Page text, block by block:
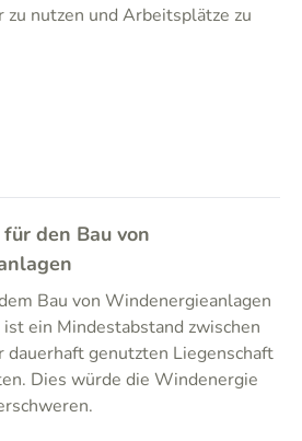
nutzen und Arbeitsplätze zu
den Bau von
Bau von Windenergieanlagen
ein Mindestabstand zwischen
genutzten Liegenschaft
Dies würde die Windenergie